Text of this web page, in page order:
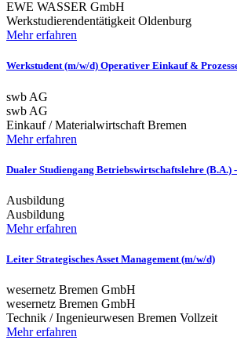
EWE WASSER GmbH
Werkstudierendentätigkeit Oldenburg
Mehr erfahren
Werkstudent (m/w/d) Operativer Einkauf &
swb AG
swb AG
Einkauf / Materialwirtschaft Bremen
Mehr erfahren
Dualer Studiengang Betriebswirtschaftslehre (B.A.)
Ausbildung
Ausbildung
Mehr erfahren
Leiter Strategisches Asset Management (m/w/d)
wesernetz Bremen GmbH
wesernetz Bremen GmbH
Technik / Ingenieurwesen Bremen Vollzeit
Mehr erfahren